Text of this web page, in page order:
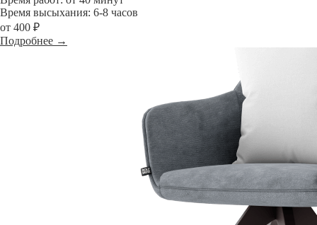
Время высыхания: 6-8 часов
от 400 ₽
Подробнее →